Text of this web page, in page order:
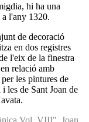
hi ha una
a l'any 1320.
de decoració
en dos registres
l'eix de la finestra
relació amb
les pintures de
les de Sant Joan de
Vol. VIII". Joan